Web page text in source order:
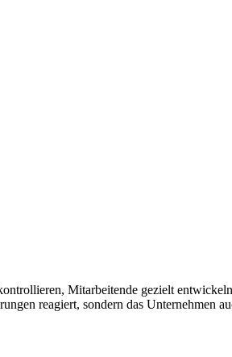
Mitarbeitende gezielt
reagiert, sondern das Unternehmen